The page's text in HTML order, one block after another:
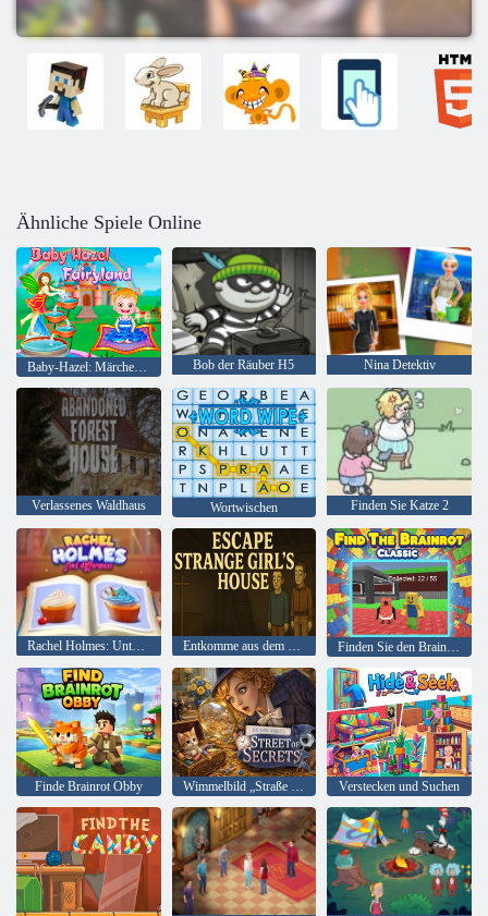
Ähnliche Spiele Online
Baby-Hazel: Märchenland Bob der Räuber H5 Nina Detektiv
Verlassenes Waldhaus Wortwischen Finden Sie Katze 2
Rachel Holmes: Unterschiede finden Entkomme aus dem Haus eines seltsamen Mädchens Finden Sie den Brainrot-Klassiker
Finde Brainrot Obby Wimmelbild „Straße der Geheimnisse“. Verstecken und Suchen